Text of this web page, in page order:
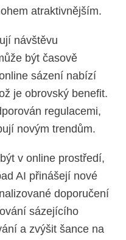
atraktivnějším.
návštěvu
být časově
sázení nabízí
je obrovský benefit.
regulacemi,
novým trendům.
v online prostředí,
AI přinášejí nové
doporučení
sázejícího
a zvýšit šance na